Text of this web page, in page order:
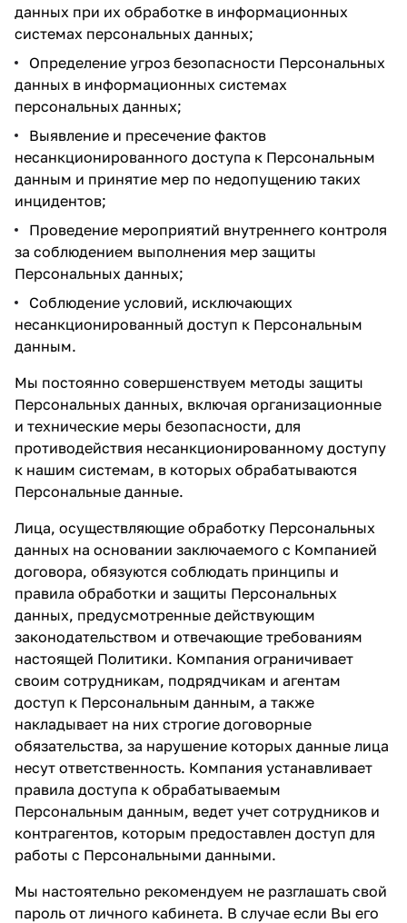
данных при их обработке в информационных
системах персональных данных;
Определение угроз безопасности Персональных
данных в информационных системах
персональных данных;
Выявление и пресечение фактов
несанкционированного доступа к Персональным
данным и принятие мер по недопущению таких
инцидентов;
Проведение мероприятий внутреннего контроля
за соблюдением выполнения мер защиты
Персональных данных;
Соблюдение условий, исключающих
несанкционированный доступ к Персональным
данным.
Мы постоянно совершенствуем методы защиты
Персональных данных, включая организационные
и технические меры безопасности, для
противодействия несанкционированному доступу
к нашим системам, в которых обрабатываются
Персональные данные.
Лица, осуществляющие обработку Персональных
данных на основании заключаемого с Компанией
договора, обязуются соблюдать принципы и
правила обработки и защиты Персональных
данных, предусмотренные действующим
законодательством и отвечающие требованиям
настоящей Политики. Компания ограничивает
своим сотрудникам, подрядчикам и агентам
доступ к Персональным данным, а также
накладывает на них строгие договорные
обязательства, за нарушение которых данные лица
несут ответственность. Компания устанавливает
правила доступа к обрабатываемым
Персональным данным, ведет учет сотрудников и
контрагентов, которым предоставлен доступ для
работы с Персональными данными.
Мы настоятельно рекомендуем не разглашать свой
пароль от личного кабинета. В случае если Вы его